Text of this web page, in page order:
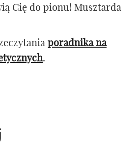
Cię do pionu! Musztarda
poradnika na
.